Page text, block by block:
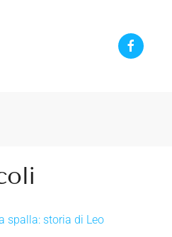
spalla: storia di Leo